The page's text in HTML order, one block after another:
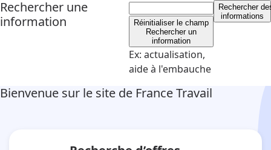
Rechercher une
information
Réinitialiser le champ
Rechercher un
information
Ex: actualisation,
aide à l'embauche
Rechercher
informations
Bienvenue sur le site de France Travail